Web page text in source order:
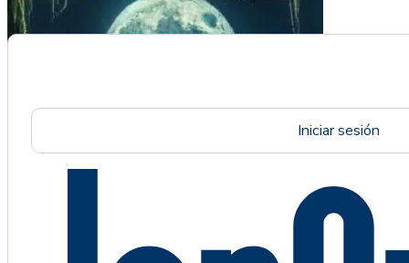
Iniciar sesión